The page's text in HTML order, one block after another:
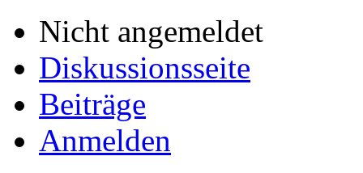
Nicht angemeldet
Diskussionsseite
Beiträge
Anmelden